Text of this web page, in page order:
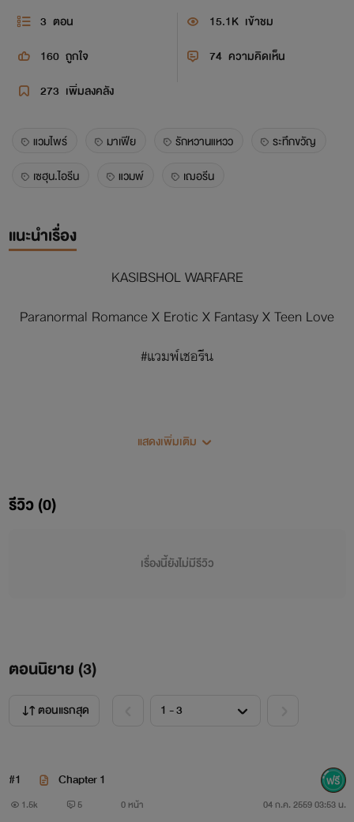
3 ตอน 15.1K เข้าชม
160 ถูกใจ 74 ความคิดเห็น
273 เพิ่มลงคลัง
แวมไพร์ มาเฟีย รักหวานแหวว
ระทึกขวัญ
เซฮุน.ไอรีน
แวมพ์ เฌอรีน
แนะนำเรื่อง
KASIBSHOL WARFARE
Paranormal Romance X Erotic X Fantasy X Teen Love
#แวมพ์เชอรีน
แสดงเพิ่มเติม
รีวิว (0)
เรื่องนี้ยังไม่มีรีวิว
ตอนนิยาย (3)
ตอนแรกสุด
#1 Chapter 1
1.5k 5 0 หน้า 04 ก.ค. 2559 03:53 น.